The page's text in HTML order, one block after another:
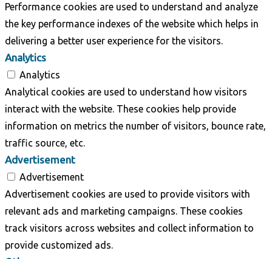
Performance cookies are used to understand and analyze
the key performance indexes of the website which helps in
delivering a better user experience for the visitors.
Analytics
Analytics
Analytical cookies are used to understand how visitors
interact with the website. These cookies help provide
information on metrics the number of visitors, bounce rate,
traffic source, etc.
Advertisement
Advertisement
Advertisement cookies are used to provide visitors with
relevant ads and marketing campaigns. These cookies
track visitors across websites and collect information to
provide customized ads.